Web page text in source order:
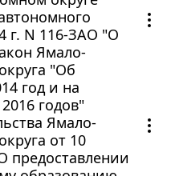
г. N 116-ЗАО "О
Ямало-
"Об
год и на
годов"
Ямало-
от 10
предоставлении